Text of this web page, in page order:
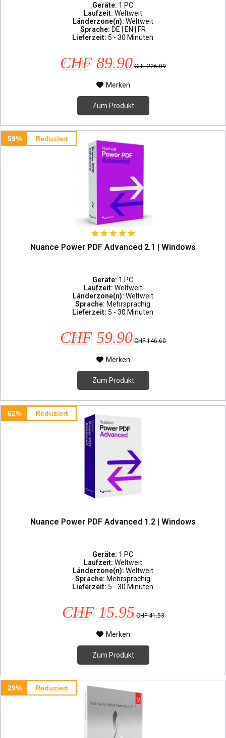
Geräte: 1 PC
Laufzeit: Weltweit
Länderzone(n): Weltweit
Sprache: DE | EN | FR
Lieferzeit: 5 - 30 Minuten
CHF 89.90 CHF 226.09
Merken
Zum Produkt
59% Reduziert
Nuance Power PDF Advanced 2.1 | Windows
Geräte: 1 PC
Laufzeit: Weltweit
Länderzone(n): Weltweit
Sprache: Mehrsprachig
Lieferzeit: 5 - 30 Minuten
CHF 59.90 CHF 146.60
Merken
Zum Produkt
62% Reduziert
Nuance Power PDF Advanced 1.2 | Windows
Geräte: 1 PC
Laufzeit: Weltweit
Länderzone(n): Weltweit
Sprache: Mehrsprachig
Lieferzeit: 5 - 30 Minuten
CHF 15.95 CHF 41.53
Merken
Zum Produkt
29% Reduziert